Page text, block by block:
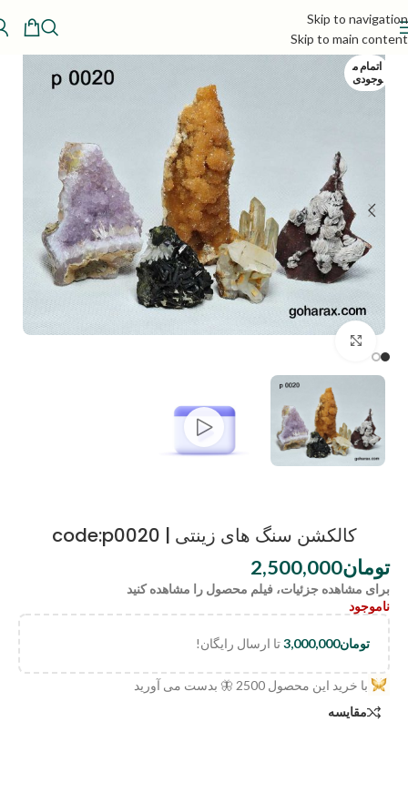
Skip to navigation
Skip to main content
اتمام م
وجودی
کالکشن سنگ های زینتی | code:p0020
تومان2,500,000
برای مشاهده جزئیات، فیلم محصول را مشاهده کنید
ناموجود
تومان3,000,000تا ارسال رایگان!
با خرید این محصول 2500 🦋 بدست می آورید
مقایسه